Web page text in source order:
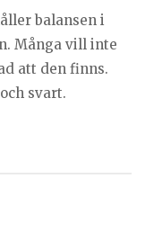
balansen i
Många vill inte
att den finns.
svart.